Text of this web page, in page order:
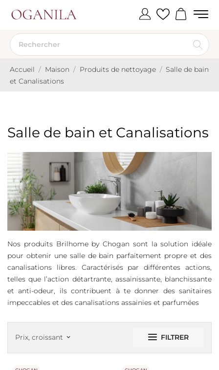
Accueil Maison Produits de nettoyage
Salle de bain
et Canalisations
Salle de bain et Canalisations
Nos produits Brilhome by Chogan sont la solution idéale
pour obtenir une salle de bain parfaitement propre et des
canalisations libres. Caractérisés par différentes actions,
telles que l’action détartrante, assainissante, blanchissante
et anti-odeur, ils contribuent à te donner des sanitaires
impeccables et des canalisations assainies et parfumées
Prix, croissant keyboard_arrow_down FILTRER